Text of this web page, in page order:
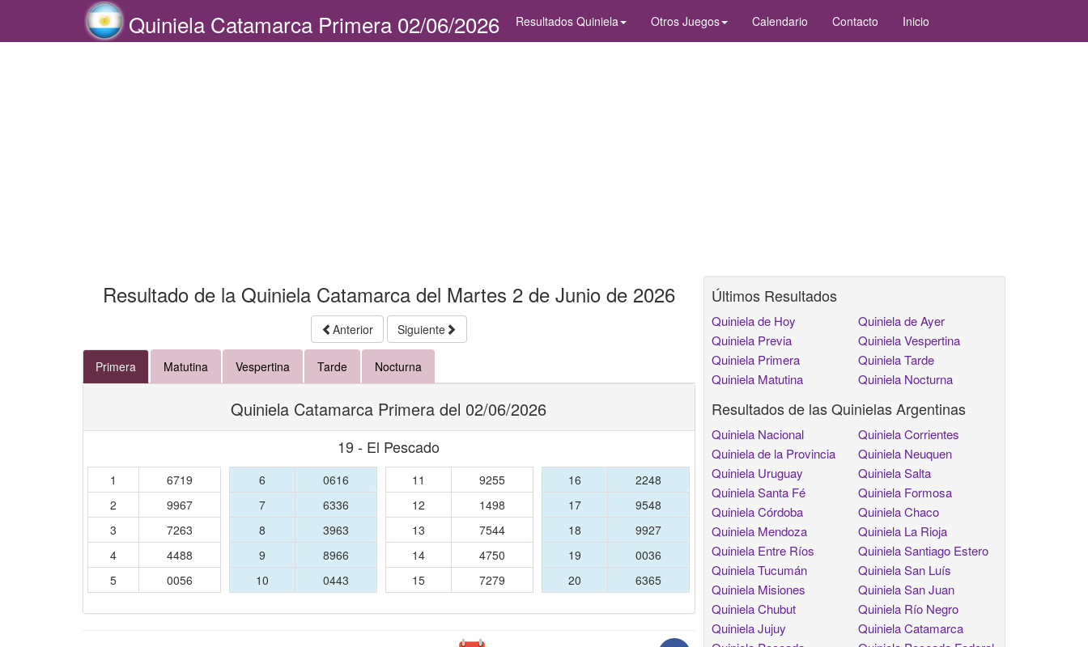
Quiniela Catamarca Primera 02/06/2026 Resultados Quiniela Otros Juegos Calendario Contacto Inicio
Resultado de la Quiniela Catamarca del Martes 2 de Junio de 2026
Anterior Siguiente
Primera Matutina Vespertina Tarde Nocturna
Quiniela Catamarca Primera del 02/06/2026
19 - El Pescado
1
6719
2
9967
3
7263
4
4488
5
0056
6
0616
7
6336
8
3963
9
8966
10
0443
11
9255
12
1498
13
7544
14
4750
15
7279
16
2248
17
9548
18
9927
19
0036
20
6365
Últimos Resultados
Quiniela de Hoy
Quiniela Previa
Quiniela Primera
Quiniela Matutina
Quiniela de Ayer
Quiniela Vespertina
Quiniela Tarde
Quiniela Nocturna
Resultados de las Quinielas Argentinas
Quiniela Nacional
Quiniela de la Provincia
Quiniela Uruguay
Quiniela Santa Fé
Quiniela Córdoba
Quiniela Mendoza
Quiniela Entre Ríos
Quiniela Tucumán
Quiniela Misiones
Quiniela Chubut
Quiniela Jujuy
Quiniela Corrientes
Quiniela Neuquen
Quiniela Salta
Quiniela Formosa
Quiniela Chaco
Quiniela La Rioja
Quiniela Santiago Estero
Quiniela San Luís
Quiniela San Juan
Quiniela Río Negro
Quiniela Catamarca